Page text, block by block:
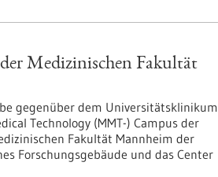
Medizinischen Fakultät
gegenüber dem Universitätsklinikum
Technology (MMT-) Campus der
Fakultät Mannheim der
Forschungsgebäude und das Center